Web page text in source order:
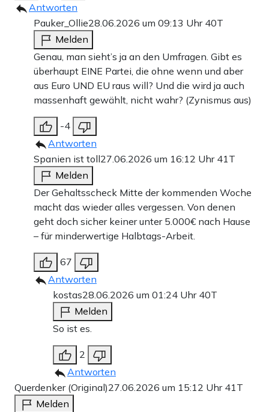
Antworten
Pauker_Ollie28.06.2026 um 09:13 Uhr 40T
Melden
Genau, man sieht’s ja an den Umfragen. Gibt es
überhaupt EINE Partei, die ohne wenn und aber
aus Euro UND EU raus will? Und die wird ja auch
massenhaft gewählt, nicht wahr? (Zynismus aus)
-4
Antworten
Spanien ist toll27.06.2026 um 16:12 Uhr 41T
Melden
Der Gehaltsscheck Mitte der kommenden Woche
macht das wieder alles vergessen. Von denen
geht doch sicher keiner unter 5.000€ nach Hause
– für minderwertige Halbtags-Arbeit.
67
Antworten
kostas28.06.2026 um 01:24 Uhr 40T
Melden
So ist es.
2
Antworten
Querdenker (Original)27.06.2026 um 15:12 Uhr 41T
Melden